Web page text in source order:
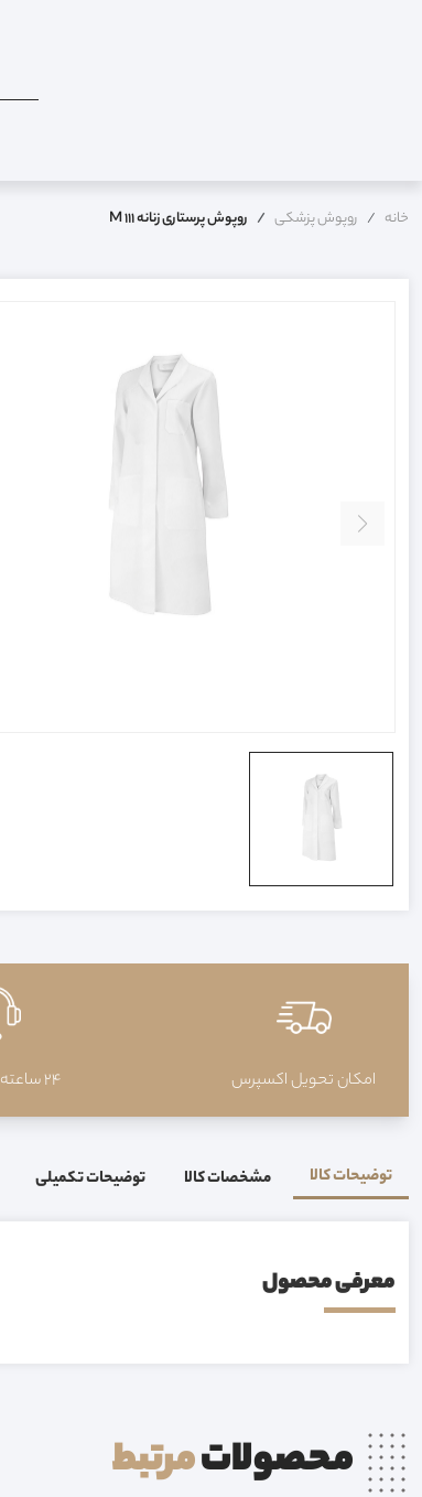
خانه روپوش پزشکی روپوش پرستاری زنانه M 111
امکان تحویل اکسپرس 24 ساعته 7 روز هفته
توضیحات کالا مشخصات کالا توضیحات تکمیلی
معرفی محصول
محصولاتمرتبط